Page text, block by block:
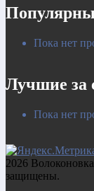
Пока нет
Лучшие за
Пока нет
2026
защищены.